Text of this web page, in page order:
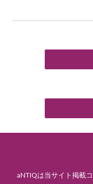
aNTIQは当サイト掲載